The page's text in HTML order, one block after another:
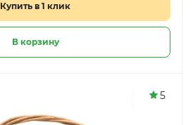
Купить в 1 клик
В корзину
5